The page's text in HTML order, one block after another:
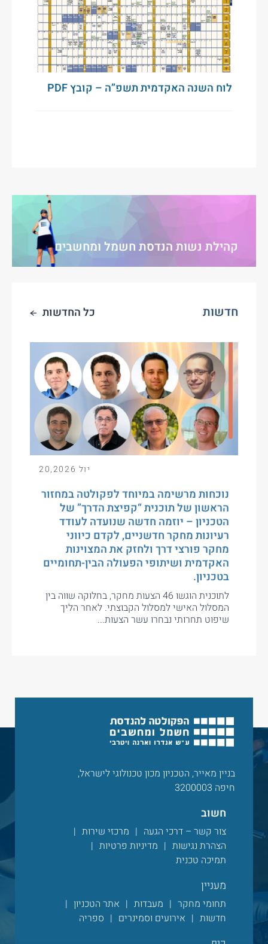
קהילת נשות הנדסת חשמל ומחשבים
חדשות כל החדשות
יול 20,2026
נוכחות מרשימה במיוחד לפקולטה במחזור
הראשון של תוכנית “קפיצת הדרך” של
הטכניון – יוזמה חדשה שנועדה לעודד
רעיונות מחקר חדשניים, לקדם כיווני
מחקר פורצי דרך ולחזק את המצוינות
האקדמית ושיתופי הפעולה הבין-תחומיים
בטכניון.
לתוכנית הוגשו 46 הצעות מחקר, בחלוקה שווה בין
המסלול האישי למסלול הקבוצתי. לאחר הליך
שיפוט תחרותי נבחרו עשר הצעות...
לוח השנה האקדמית תשפ”ה – קובץ PDF
בניין מאייר, הטכניון מכון טכנולוגי לישראל,
חיפה 3200003
חשוב
צור קשר – דרכי הגעה
מרכזי שירות
הצהרת נגישות
מדיניות פרטיות
תמיכה טכנית
מעניין
תחומי מחקר מעבדות
אתר הטכניון
חדשות
אירועים וסמינרים ספריה